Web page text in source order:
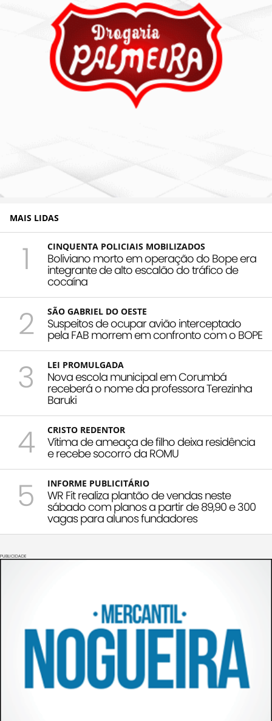
MAIS LIDAS
1 CINQUENTA POLICIAIS MOBILIZADOS
Boliviano morto em operação do Bope era
integrante de alto escalão do tráfico de
cocaína
2 SÃO GABRIEL DO OESTE
Suspeitos de ocupar avião interceptado
pela FAB morrem em confronto com o BOPE
3 LEI PROMULGADA
Nova escola municipal em Corumbá
receberá o nome da professora Terezinha
Baruki
4 CRISTO REDENTOR
Vítima de ameaça de filho deixa residência
e recebe socorro da ROMU
5 INFORME PUBLICITÁRIO
WR Fit realiza plantão de vendas neste
sábado com planos a partir de 89,90 e 300
vagas para alunos fundadores
PUBLICIDADE